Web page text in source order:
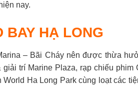
nay.
BAY HẠ LONG
– Bãi Cháy nên được thừa
trí Marine Plaza, rạp chiếu phim
Ha Long Park cùng loạt các